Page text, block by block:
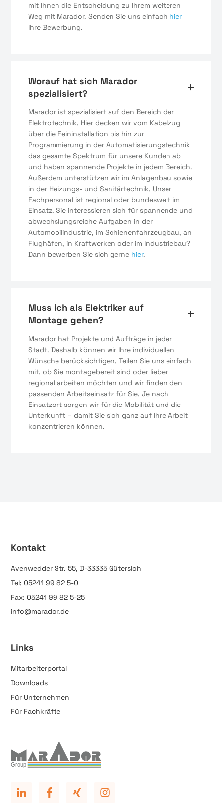
mit Ihnen die Entscheidung zu Ihrem weiteren
Weg mit Marador. Senden Sie uns einfach hier
Ihre Bewerbung.
Worauf hat sich Marador
spezialisiert?
Marador ist spezialisiert auf den Bereich der
Elektrotechnik. Hier decken wir vom Kabelzug
über die Feininstallation bis hin zur
Programmierung in der Automatisierungstechnik
das gesamte Spektrum für unsere Kunden ab
und haben spannende Projekte in jedem Bereich.
Außerdem unterstützen wir im Anlagenbau sowie
in der Heizungs- und Sanitärtechnik. Unser
Fachpersonal ist regional oder bundesweit im
Einsatz. Sie interessieren sich für spannende und
abwechslungsreiche Aufgaben in der
Automobilindustrie, im Schienenfahrzeugbau, an
Flughäfen, in Kraftwerken oder im Industriebau?
Dann bewerben Sie sich gerne hier.
Muss ich als Elektriker auf
Montage gehen?
Marador hat Projekte und Aufträge in jeder
Stadt. Deshalb können wir Ihre individuellen
Wünsche berücksichtigen. Teilen Sie uns einfach
mit, ob Sie montagebereit sind oder lieber
regional arbeiten möchten und wir finden den
passenden Arbeitseinsatz für Sie. Je nach
Einsatzort sorgen wir für die Mobilität und die
Unterkunft – damit Sie sich ganz auf Ihre Arbeit
konzentrieren können.
Kontakt
Avenwedder Str. 55, D-33335 Gütersloh
Tel: 05241 99 82 5-0
Fax: 05241 99 82 5-25
info@marador.de
Links
Mitarbeiterportal
Downloads
Für Unternehmen
Für Fachkräfte